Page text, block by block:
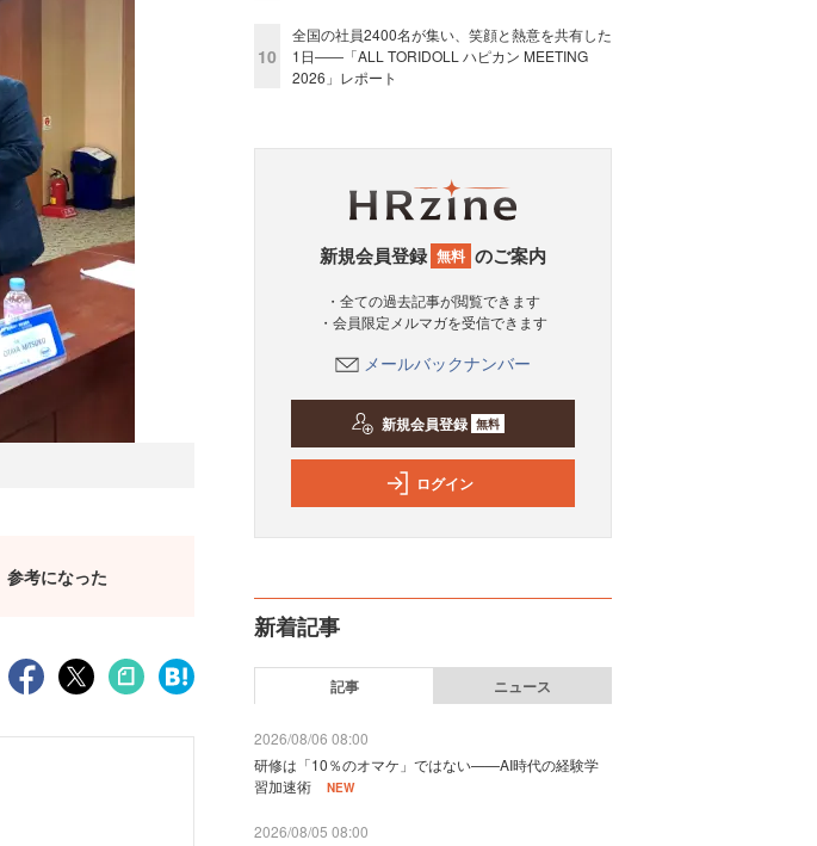
参考になった
10
全国の社員2400名が集い、笑顔と熱意を共有した
1日――「ALL TORIDOLL ハピカン MEETING
2026」レポート
新規会員登録 無料 のご案内
・全ての過去記事が閲覧できます
・会員限定メルマガを受信できます
メールバックナンバー
新規会員登録 無料
ログイン
新着記事
記事 ニュース
2026/08/06 08:00
研修は「10％のオマケ」ではない——AI時代の経験学
習加速術
NEW
2026/08/05 08:00